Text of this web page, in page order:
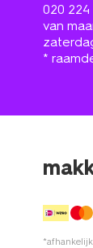
020 224
van
*